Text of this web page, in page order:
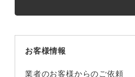
お客様情報
業者のお客様からのご依頼